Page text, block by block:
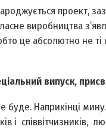
проект,
виробництва
це абсолютно не
випуск,
буде. Наприкінці
і співвітчизників,